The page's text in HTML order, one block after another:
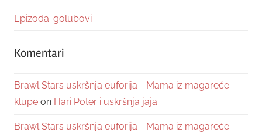
Epizoda: golubovi
Komentari
Brawl Stars uskršnja euforija - Mama iz magareće
klupe on Hari Poter i uskršnja jaja
Brawl Stars uskršnja euforija - Mama iz magareće